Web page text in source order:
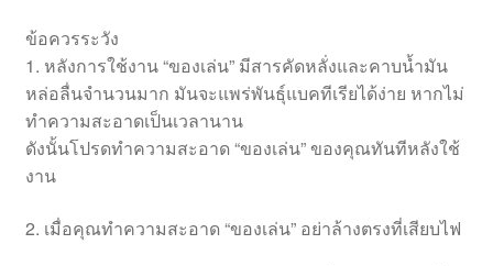
ข้อควรระวัง
1. หลังการใช้งาน “ของเล่น” มีสารคัดหลั่งและคาบน้ำมัน
หล่อลื่นจำนวนมาก มันจะแพร่พันธุ์แบคทีเรียได้ง่าย หากไม่
ทำความสะอาดเป็นเวลานาน
ดังนั้นโปรดทำความสะอาด “ของเล่น” ของคุณทันทีหลังใช้
งาน
2. เมื่อคุณทำความสะอาด “ของเล่น” อย่าล้างตรงที่เสียบไฟ